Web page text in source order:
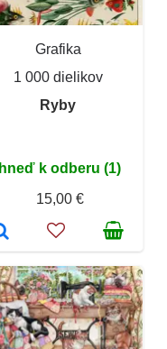
Grafika
1 000 dielikov
Ryby
Ihneď k odberu (1)
15,00 €